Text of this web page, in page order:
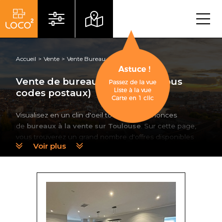
Menu
Accueil Vente Vente Bureau
Vente de bureau à Toulouse (tous
codes postaux)
Visualisez en un clin d'oeil toutes nos annonces
de bureaux à la vente sur Toulouse . Sur cette page,
vous trouverez un grand nombre d'offres disponibles
mises en ligne par nos conseillers spécialistes de
l'immobilier d'entreprise sur la ville rose et sa périphérie.
Trouver des bureaux à acheter à
Toulouse avec Loco²
Confiez votre recherche immobilière à nos consultants
Voir plus